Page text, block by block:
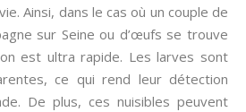
Ainsi, dans le cas où un couple de
sur Seine ou d’œufs se trouve
est ultra rapide. Les larves sont
ce qui rend leur détection
De plus, ces nuisibles peuvent